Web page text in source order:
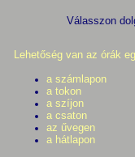
Válasszon
Lehetőség van az órák
a számlapon
a tokon
a szíjon
a csaton
az űvegen
a hátlapon